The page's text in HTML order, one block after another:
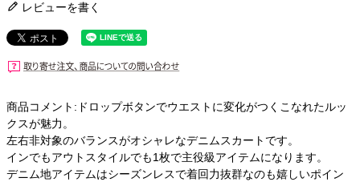
レビューを書く
商品コメント:ドロップボタンでウエストに変化がつくこなれたルッ
クスが魅力。
左右非対象のバランスがオシャレなデニムスカートです。
インでもアウトスタイルでも1枚で主役級アイテムになります。
デニム地アイテムはシーズンレスで着回力抜群なのも嬉しいポイン